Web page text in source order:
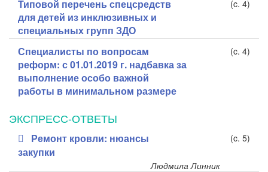
Типовой перечень спецсредств
для детей из инклюзивных и
специальных групп ЗДО
(c. 4)
Специалисты по вопросам
реформ: с 01.01.2019 г. надбавка за
выполнение особо важной
работы в минимальном размере
(c. 4)
ЭКСПРЕСС-ОТВЕТЫ
Ремонт кровли: нюансы
закупки
(c. 5)
Людмила Линник